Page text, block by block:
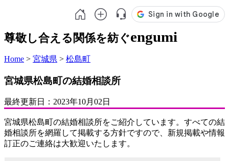
尊敬し合える関係を紡ぐengumi
Home > 宮城県 > 松島町
宮城県松島町の結婚相談所
最終更新日： 2023年10月02日
宮城県松島町の結婚相談所をご紹介しています。すべての結
婚相談所を網羅して掲載する方針ですので、新規掲載や情報
訂正のご連絡は大歓迎いたします。